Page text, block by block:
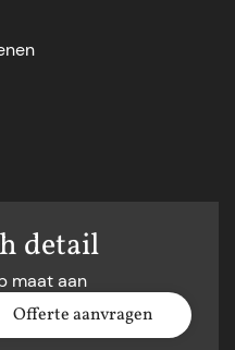
detail
maat aan
Offerte aanvragen